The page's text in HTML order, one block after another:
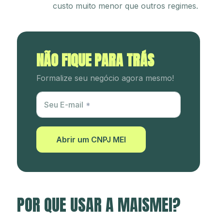
custo muito menor que outros regimes.
NÃO FIQUE PARA TRÁS
Formalize seu negócio agora mesmo!
Utm Content
Seu E-mail
Abrir um CNPJ MEI
POR QUE USAR A MAISMEI?